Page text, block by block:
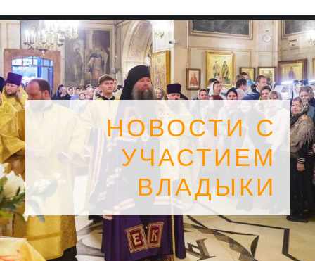
SEARCH
НОВОСТИ С
УЧАСТИЕМ
ВЛАДЫКИ